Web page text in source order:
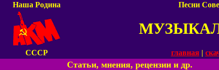
Наша Родина Песни
СССР главная|
Статьи, мнения, рецензии и др.